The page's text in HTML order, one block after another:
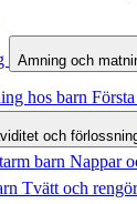
Amning och
hos barn
och
barn Nappar
Tvätt och